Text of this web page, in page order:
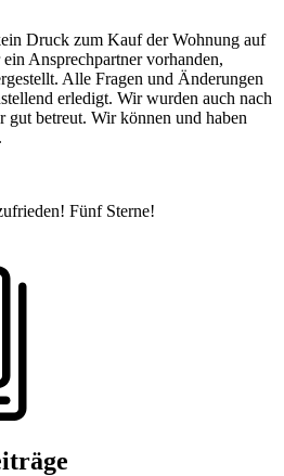
Druck zum Kauf der Wohnung auf
Ansprechpartner vorhanden,
Alle Fragen und Änderungen
erledigt. Wir wurden auch nach
gut betreut. Wir können und haben
Fünf Sterne!